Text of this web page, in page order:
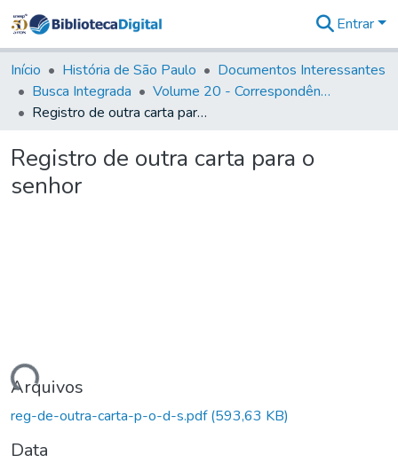
&
Coleções
Tudo na
Biblioteca
Estatísticas
Entrar
Início História de São Paulo
Documentos Interessantes
Busca Integrada
Volume 20 - Correspondência interna do Governador Rodrigo Cezar de Menezes: 1721- 1728
Registro de outra carta para o senhor
Registro de outra carta para o
senhor
Arquivos
reg-de-outra-carta-p-o-d-s.pdf(593,63 KB)
Data